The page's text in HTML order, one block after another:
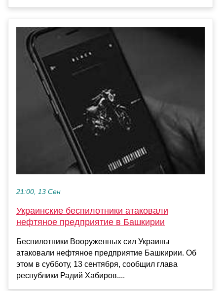
21:00, 13 Сен
Украинские беспилотники атаковали
нефтяное предприятие в Башкирии
Беспилотники Вооруженных сил Украины
атаковали нефтяное предприятие Башкирии. Об
этом в субботу, 13 сентября, сообщил глава
республики Радий Хабиров....